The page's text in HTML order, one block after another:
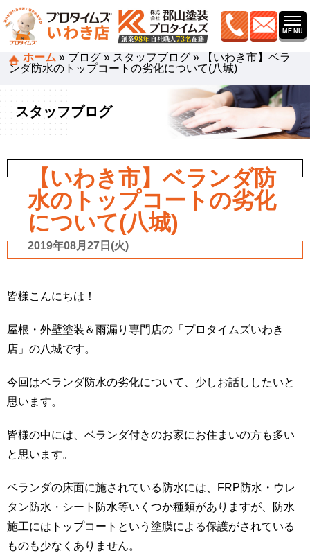
ホーム » ブログ » スタッフブログ »
【いわき市】ベラ
ンダ防水のトップコートの劣化について(八城)
スタッフブログ
【いわき市】ベランダ防
水のトップコートの劣化
について(八城)
2019年08月27日(火)
皆様こんにちは！
屋根・外壁塗装＆雨漏り専門店の「プロタイムズいわき
店」の八城です。
今回はベランダ防水の劣化について、少しお話ししたいと
思います。
皆様の中には、ベランダ付きのお家にお住まいの方も多い
と思います。
ベランダの床面に施されている防水には、FRP防水・ウレ
タン防水・シート防水等いくつか種類がありますが、防水
施工にはトップコートという塗膜による保護がされている
ものも少なくありません。